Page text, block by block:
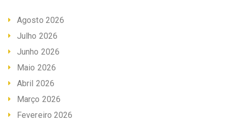
Agosto 2026
Julho 2026
Junho 2026
Maio 2026
Abril 2026
Março 2026
Fevereiro 2026